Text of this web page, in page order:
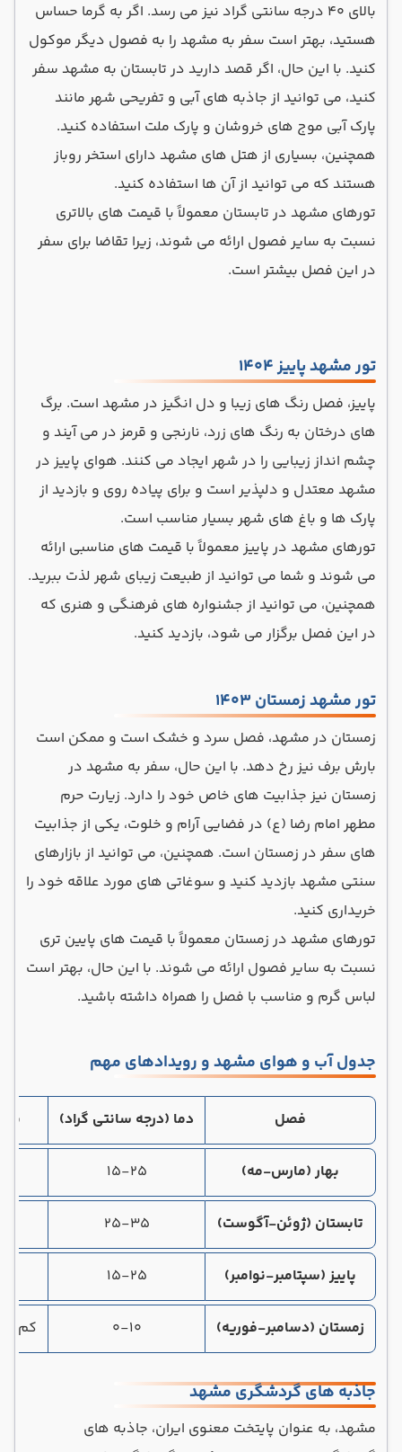
بالای 40 درجه سانتی گراد نیز می رسد. اگر به گرما حساس
هستید، بهتر است سفر به مشهد را به فصول دیگر موکول
کنید. با این حال، اگر قصد دارید در تابستان به مشهد سفر
کنید، می توانید از جاذبه های آبی و تفریحی شهر مانند
پارک آبی موج های خروشان و پارک ملت استفاده کنید.
همچنین، بسیاری از هتل های مشهد دارای استخر روباز
هستند که می توانید از آن ها استفاده کنید.
تورهای مشهد در تابستان معمولاً با قیمت های بالاتری
نسبت به سایر فصول ارائه می شوند، زیرا تقاضا برای سفر
در این فصل بیشتر است.
تور مشهد پاییز 1404
پاییز، فصل رنگ های زیبا و دل انگیز در مشهد است. برگ
های درختان به رنگ های زرد، نارنجی و قرمز در می آیند و
چشم انداز زیبایی را در شهر ایجاد می کنند. هوای پاییز در
مشهد معتدل و دلپذیر است و برای پیاده روی و بازدید از
پارک ها و باغ های شهر بسیار مناسب است.
تورهای مشهد در پاییز معمولاً با قیمت های مناسبی ارائه
می شوند و شما می توانید از طبیعت زیبای شهر لذت ببرید.
همچنین، می توانید از جشنواره های فرهنگی و هنری که
در این فصل برگزار می شود، بازدید کنید.
تور مشهد زمستان 1403
زمستان در مشهد، فصل سرد و خشک است و ممکن است
بارش برف نیز رخ دهد. با این حال، سفر به مشهد در
زمستان نیز جذابیت های خاص خود را دارد. زیارت حرم
مطهر امام رضا (ع) در فضایی آرام و خلوت، یکی از جذابیت
های سفر در زمستان است. همچنین، می توانید از بازارهای
سنتی مشهد بازدید کنید و سوغاتی های مورد علاقه خود را
خریداری کنید.
تورهای مشهد در زمستان معمولاً با قیمت های پایین تری
نسبت به سایر فصول ارائه می شوند. با این حال، بهتر است
لباس گرم و مناسب با فصل را همراه داشته باشید.
جدول آب و هوای مشهد و رویدادهای مهم
فصل دما (درجه سانتی گراد)
بهار (مارس-مه) 15-25
تابستان (ژوئن-آگوست) 25-35
پاییز (سپتامبر-نوامبر) 15-25
زمستان (دسامبر-فوریه) 0-10 کم
جاذبه های گردشگری مشهد
مشهد، به عنوان پایتخت معنوی ایران، جاذبه های